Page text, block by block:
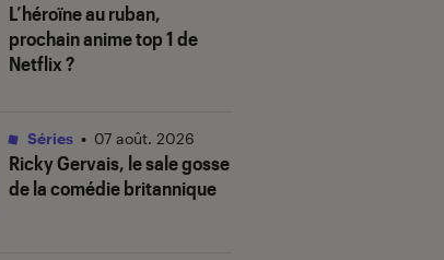
L’héroïne au ruban,
prochain anime top 1 de
Netflix ?
Ricky Gervais, le sale gosse
de la comédie britannique
Séries • 07 août. 2026